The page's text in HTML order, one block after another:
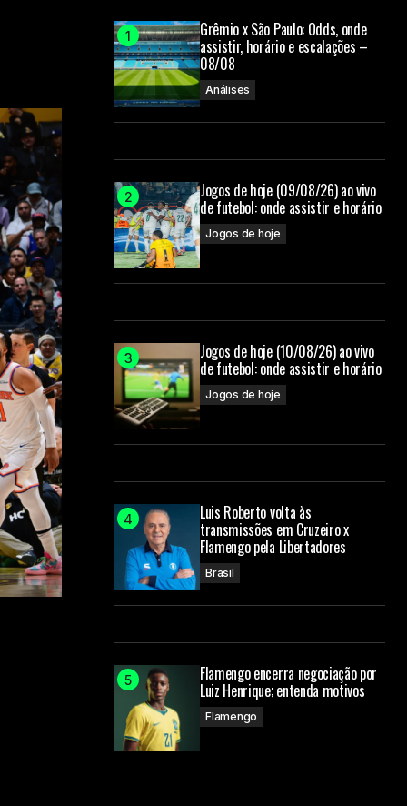
Grêmio x São Paulo: Odds, onde
assistir, horário e escalações –
08/08
Análises
Jogos de hoje (09/08/26) ao vivo
de futebol: onde assistir e horário
Jogos de hoje
Jogos de hoje (10/08/26) ao vivo
de futebol: onde assistir e horário
Jogos de hoje
Luis Roberto volta às
transmissões em Cruzeiro x
Flamengo pela Libertadores
Brasil
Flamengo encerra negociação por
Luiz Henrique; entenda motivos
Flamengo